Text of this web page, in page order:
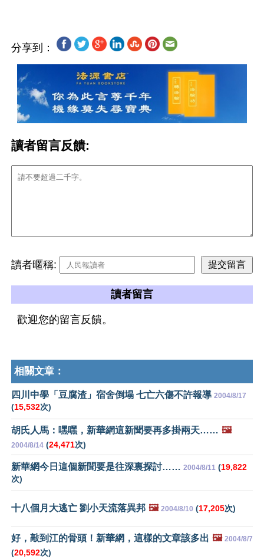
分享到：
讀者留言反饋:
讀者暱稱:
讀者留言
歡迎您的留言反饋。
相關文章：
四川中學「豆腐渣」宿舍倒塌 七亡六傷不許報導 2004/8/17
(15,532次)
胡氏人馬：嘿嘿，新華網這新聞要再多掛兩天…… 🖼️
2004/8/14 (24,471次)
新華網今日這個新聞要是往深裏探討…… 2004/8/11 (19,822
次)
十八個月大逃亡 劉小天流落異邦 🖼️ 2004/8/10 (17,205次)
好，敲到江的骨頭！新華網，這樣的文章該多出 🖼️ 2004/8/7
(20,592次)